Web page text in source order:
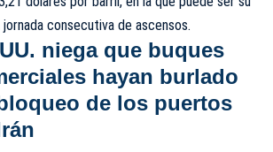
consecutiva de ascensos.
niega que buques
hayan burlado
de los puertos